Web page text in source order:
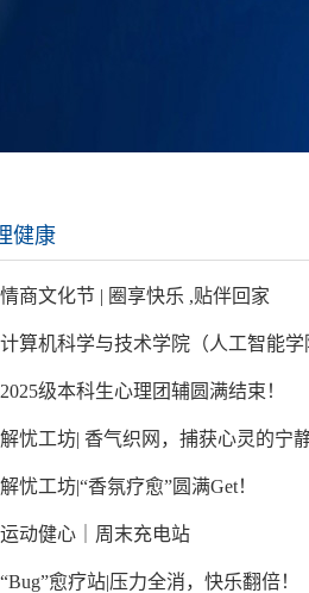
健康
情商文化节 | 圈享快乐 ,贴伴回家
计算机科学与技术学院（人工智能
2025级本科生心理团辅圆满结束！
解忧工坊| 香气织网，捕获心灵的宁
解忧工坊|“香氛疗愈”圆满Get！
运动健心｜周末充电站
“Bug”愈疗站|压力全消，快乐翻倍！